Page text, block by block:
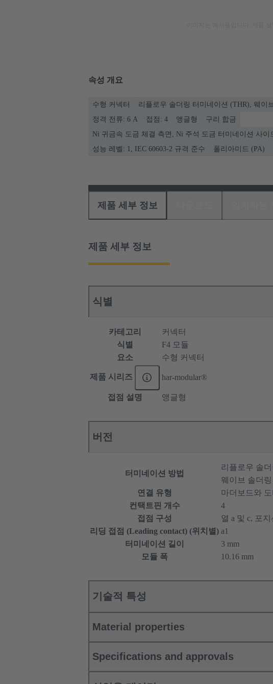
속성 개요
수형 커넥터
리플로우 솔더링 터미네이션 (THR), 웨이
정격 전류: ‌6 A
접점: 4 앵글형
구리 합금
Ni 귀금속 도금 체결 측면, Ni 주석 도금 터미네이션 사이
성능 레벨: 1, IEC 60603-2 규격 준수
폴리아미드 (PA)
제품 세부 정보
제품 세부 정보
식별
카테고리
커넥터
식별
F4 모듈
요소
수형 커넥터
제품 시리즈 har-modular®
접점 설명 앵글형
버전
터미네이션 방법
리플로우 솔
웨이브 솔더
연결 유형
마더보드와
컨택트핀 개수
4
접점 구성
열 a 및 c, 포지
리딩 접점 (Leading contact) (위치별) a1
터미네이션 길이
3 mm
모듈 폭
10.16 mm
기술적 특성
Material properties
Specifications and approvals